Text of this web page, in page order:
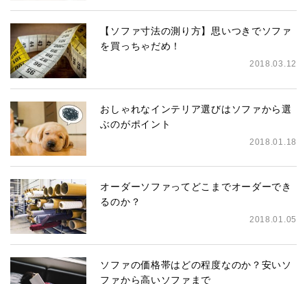
【ソファ寸法の測り方】思いつきでソファ
を買っちゃだめ！
2018.03.12
おしゃれなインテリア選びはソファから選
ぶのがポイント
2018.01.18
オーダーソファってどこまでオーダーでき
るのか？
2018.01.05
ソファの価格帯はどの程度なのか？安いソ
ファから高いソファまで